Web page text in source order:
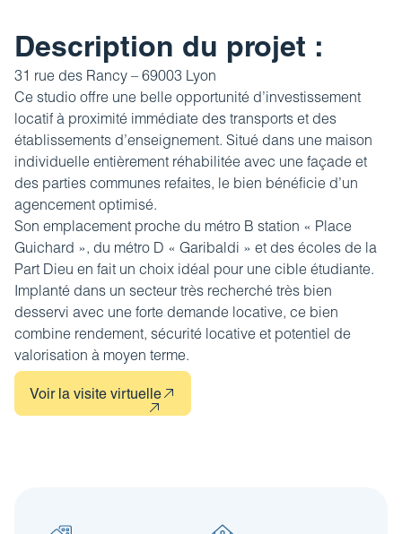
Nos coordonnées
Impôt sur la plus-value
Calculez votre budget travaux
Le tableau d’amortissement
bancaire
Découvrir votre profil investisseur
Guide des projets urbains
Description du projet :
31 rue des Rancy – 69003 Lyon
Ce studio offre une belle opportunité d’investissement
locatif à proximité immédiate des transports et des
établissements d’enseignement. Situé dans une maison
individuelle entièrement réhabilitée avec une façade et
des parties communes refaites, le bien bénéficie d’un
agencement optimisé.
Son emplacement proche du métro B station « Place
Guichard », du métro D « Garibaldi » et des écoles de la
Part Dieu en fait un choix idéal pour une cible étudiante.
Implanté dans un secteur très recherché très bien
desservi avec une forte demande locative, ce bien
combine rendement, sécurité locative et potentiel de
valorisation à moyen terme.
Voir la visite virtuelle